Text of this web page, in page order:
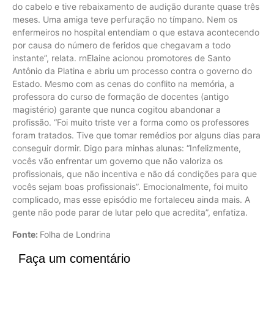
do cabelo e tive rebaixamento de audição durante quase três
meses. Uma amiga teve perfuração no tímpano. Nem os
enfermeiros no hospital entendiam o que estava acontecendo
por causa do número de feridos que chegavam a todo
instante”, relata. rnElaine acionou promotores de Santo
Antônio da Platina e abriu um processo contra o governo do
Estado. Mesmo com as cenas do conflito na memória, a
professora do curso de formação de docentes (antigo
magistério) garante que nunca cogitou abandonar a
profissão. “Foi muito triste ver a forma como os professores
foram tratados. Tive que tomar remédios por alguns dias para
conseguir dormir. Digo para minhas alunas: “Infelizmente,
vocês vão enfrentar um governo que não valoriza os
profissionais, que não incentiva e não dá condições para que
vocês sejam boas profissionais”. Emocionalmente, foi muito
complicado, mas esse episódio me fortaleceu ainda mais. A
gente não pode parar de lutar pelo que acredita”, enfatiza.
Fonte: Folha de Londrina
Faça um comentário